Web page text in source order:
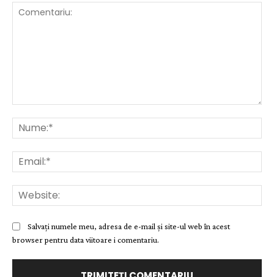
Salvați numele meu, adresa de e-mail și site-ul web în acest
browser pentru data viitoare i comentariu.